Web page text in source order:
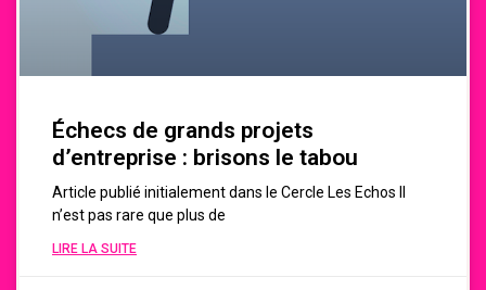
Échecs de grands projets
d’entreprise : brisons le tabou
Article publié initialement dans le Cercle Les Echos Il
n’est pas rare que plus de
LIRE LA SUITE